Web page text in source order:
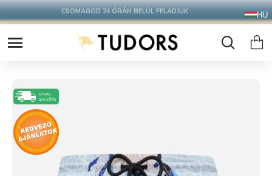
CSOMAGOD 24 ÓRÁN BELÜL FELADJUK HU